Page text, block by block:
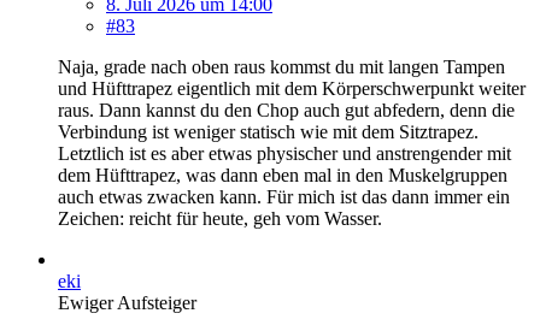
#83
Naja, grade nach oben raus kommst du mit langen Tampen
und Hüfttrapez eigentlich mit dem Körperschwerpunkt weiter
raus. Dann kannst du den Chop auch gut abfedern, denn die
Verbindung ist weniger statisch wie mit dem Sitztrapez.
Letztlich ist es aber etwas physischer und anstrengender mit
dem Hüfttrapez, was dann eben mal in den Muskelgruppen
auch etwas zwacken kann. Für mich ist das dann immer ein
Zeichen: reicht für heute, geh vom Wasser.
eki
Ewiger Aufsteiger